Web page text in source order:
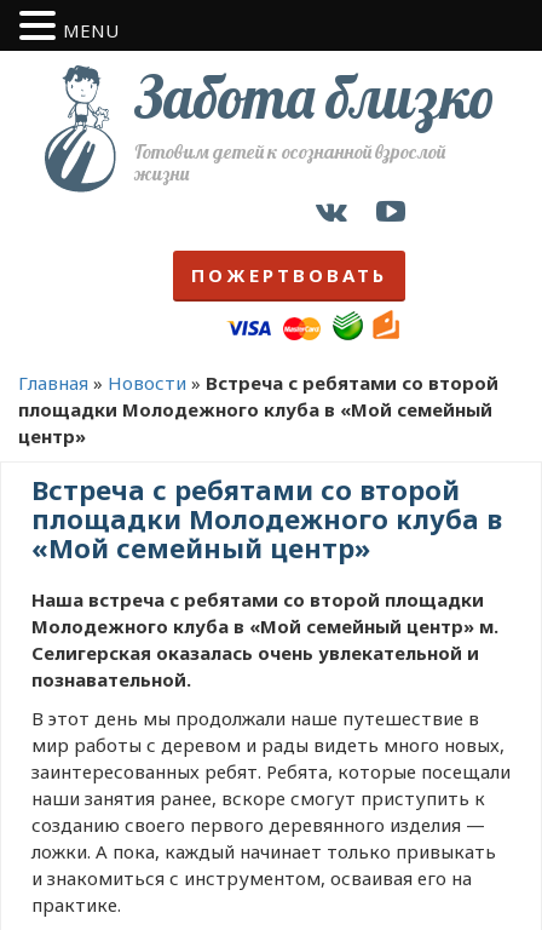
Забота близко
Готовим детей к осознанной взрослой
жизни
ПОЖЕРТВОВАТЬ
Главная » Новости » Встреча с ребятами со второй
площадки Молодежного клуба в «Мой семейный
центр»
Встреча с ребятами со второй
площадки Молодежного клуба в
«Мой семейный центр»
Наша встреча с ребятами со второй площадки
Молодежного клуба в «Мой семейный центр» м.
Селигерская оказалась очень увлекательной и
познавательной.
В этот день мы продолжали наше путешествие в
мир работы с деревом и рады видеть много новых,
заинтересованных ребят. Ребята, которые посещали
наши занятия ранее, вскоре смогут приступить к
созданию своего первого деревянного изделия —
ложки. А пока, каждый начинает только привыкать
и знакомиться с инструментом, осваивая его на
практике.
MENU